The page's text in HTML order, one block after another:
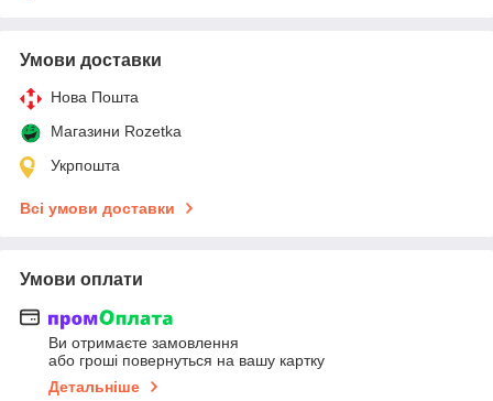
Умови доставки
Нова Пошта
Магазини Rozetka
Укрпошта
Всі умови доставки
Умови оплати
Ви отримаєте замовлення
або гроші повернуться на вашу картку
Детальніше